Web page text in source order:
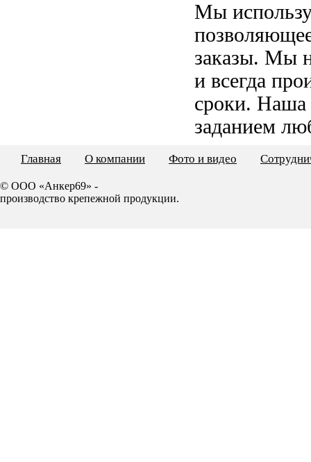
Мы
заказы. Мы
и всегда
сроки. Наша
заданием
Главная О компании Фото и видео
© ООО «Анкер69» -
производство крепежной продукции.